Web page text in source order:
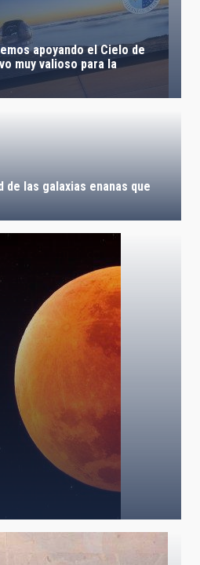
apoyando el Cielo de
muy valioso para la
las galaxias enanas que